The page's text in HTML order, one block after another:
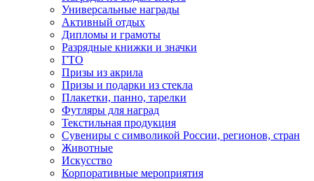
Универсальные награды
Активный отдых
Дипломы и грамоты
Разрядные книжки и значки
ГТО
Призы из акрила
Призы и подарки из стекла
Плакетки, панно, тарелки
Футляры для наград
Текстильная продукция
Сувениры с символикой России, регионов, стран
Животные
Искусство
Корпоративные мероприятия